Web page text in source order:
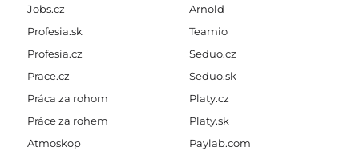
Jobs.cz
Profesia.sk
Profesia.cz
Prace.cz
Práca za rohom
Práce za rohem
Atmoskop
Arnold
Teamio
Seduo.cz
Seduo.sk
Platy.cz
Platy.sk
Paylab.com